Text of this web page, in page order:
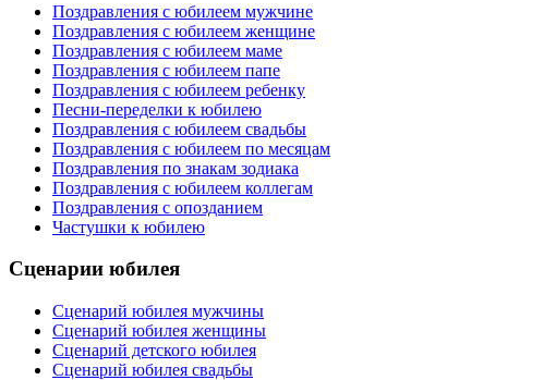
Поздравления с юбилеем мужчине
Поздравления с юбилеем женщине
Поздравления с юбилеем маме
Поздравления с юбилеем папе
Поздравления с юбилеем ребенку
Песни-переделки к юбилею
Поздравления с юбилеем свадьбы
Поздравления с юбилеем по месяцам
Поздравления по знакам зодиака
Поздравления с юбилеем коллегам
Поздравления с опозданием
Частушки к юбилею
Сценарии юбилея
Сценарий юбилея мужчины
Сценарий юбилея женщины
Сценарий детского юбилея
Сценарий юбилея свадьбы